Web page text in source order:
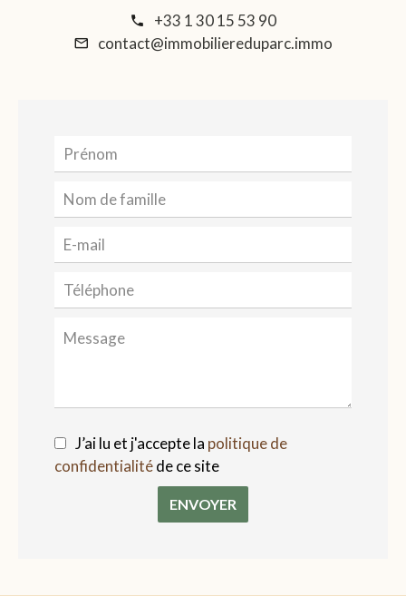
+33 1 30 15 53 90
contact@immobiliereduparc.immo
J’ai lu et j'accepte la politique de
confidentialitéde ce site
ENVOYER